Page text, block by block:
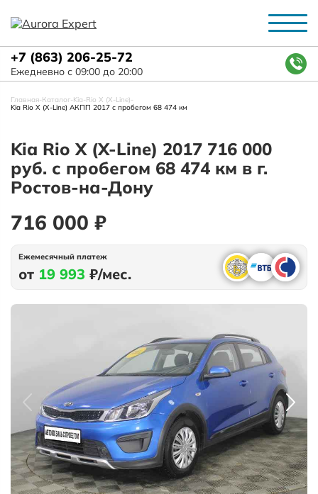
+7 (863) 206-25-72
Ежедневно с 09:00 до 20:00
Главная-Каталог-Kia-Rio X (X-Line)-
Kia Rio X (X-Line) АКПП 2017 с пробегом 68 474 км
Kia Rio X (X-Line) 2017 716 000
руб. с пробегом 68 474 км в г.
Ростов-на-Дону
716 000 ₽
Ежемесячный платеж
от 19 993 ₽/мес.